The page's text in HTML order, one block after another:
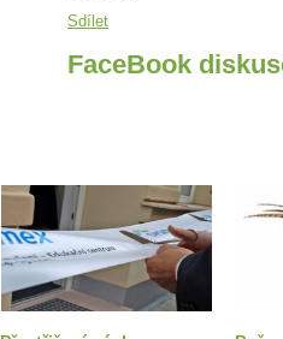
Sdílet
FaceBook